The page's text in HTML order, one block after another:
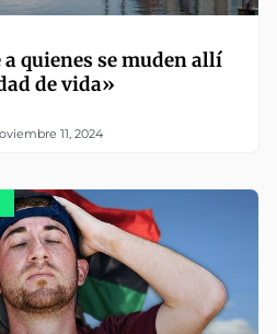
a quienes se muden allí
de vida»
11, 2024